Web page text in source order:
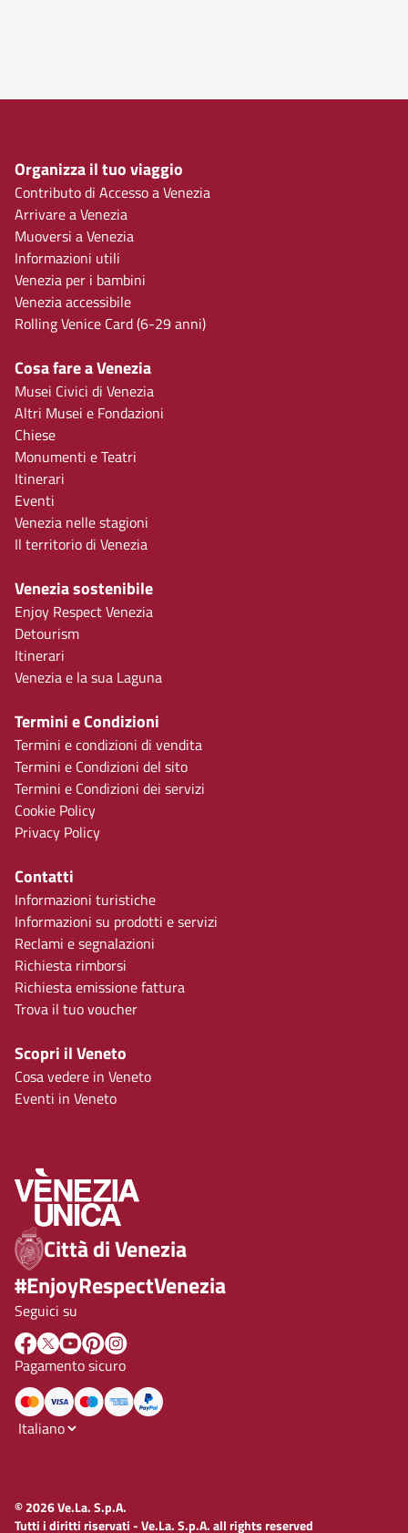
Organizza il tuo viaggio
Contributo di Accesso a Venezia
Arrivare a Venezia
Muoversi a Venezia
Informazioni utili
Venezia per i bambini
Venezia accessibile
Rolling Venice Card (6-29 anni)
Cosa fare a Venezia
Musei Civici di Venezia
Altri Musei e Fondazioni
Chiese
Monumenti e Teatri
Itinerari
Eventi
Venezia nelle stagioni
Il territorio di Venezia
Venezia sostenibile
Enjoy Respect Venezia
Detourism
Itinerari
Venezia e la sua Laguna
Termini e Condizioni
Termini e condizioni di vendita
Termini e Condizioni del sito
Termini e Condizioni dei servizi
Cookie Policy
Privacy Policy
Contatti
Informazioni turistiche
Informazioni su prodotti e servizi
Reclami e segnalazioni
Richiesta rimborsi
Richiesta emissione fattura
Trova il tuo voucher
Scopri il Veneto
Cosa vedere in Veneto
Eventi in Veneto
Città di Venezia
#EnjoyRespectVenezia
Seguici su
Pagamento sicuro
© 2026 Ve.La. S.p.A.
Tutti i diritti riservati - Ve.La. S.p.A. all rights reserved